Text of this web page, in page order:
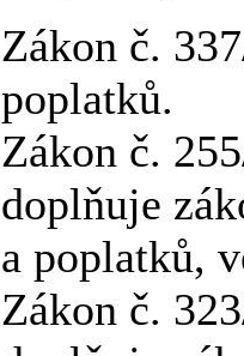
Zákon č.
poplatků.
Zákon č.
doplňuje
a poplatků,
Zákon č.